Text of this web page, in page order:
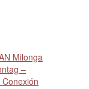
Milonga
–